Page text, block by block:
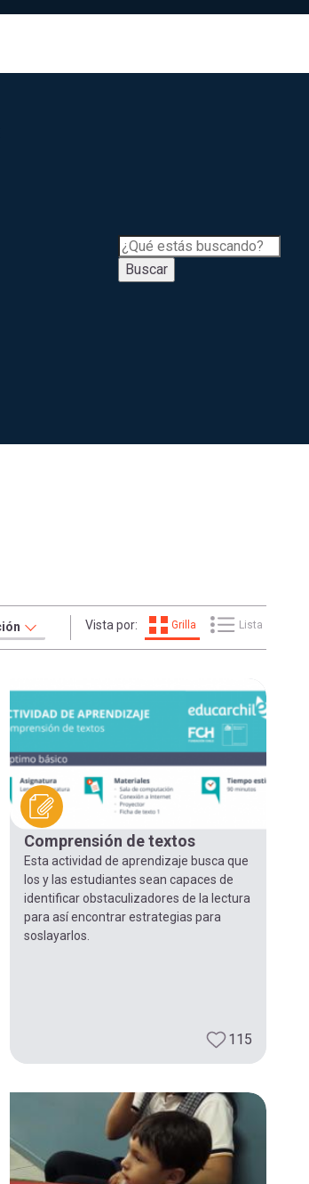
Buscar
Vista por: Grilla Lista
Comprensión de textos
Esta actividad de aprendizaje busca que
los y las estudiantes sean capaces de
identificar obstaculizadores de la lectura
para así encontrar estrategias para
soslayarlos.
115